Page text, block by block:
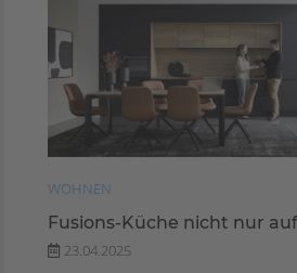
WOHNEN
Fusions-Küche nicht nur
23.04.2025